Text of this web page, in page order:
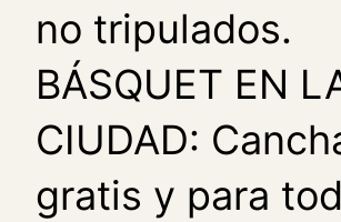
no tripulados.
BÁSQUET EN
CIUDAD:
gratis y para